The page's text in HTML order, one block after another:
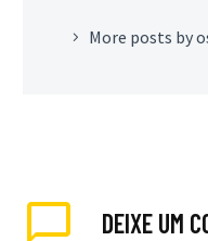
More posts by
DEIXE UM